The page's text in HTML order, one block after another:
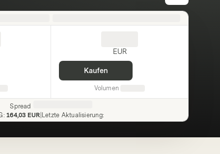
EUR
Kaufen
Volumen
Spread
: 164,03 EUR Letzte Aktualisierung: